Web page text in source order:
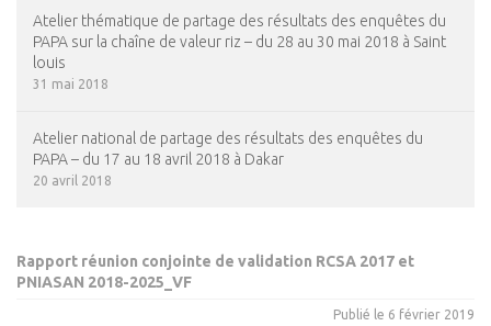
Atelier thématique de partage des résultats des enquêtes du
PAPA sur la chaîne de valeur riz – du 28 au 30 mai 2018 à Saint
louis
31 mai 2018
Atelier national de partage des résultats des enquêtes du
PAPA – du 17 au 18 avril 2018 à Dakar
20 avril 2018
PDF
Rapport réunion conjointe de validation RCSA 2017 et
PNIASAN 2018-2025_VF
Publié le 6 février 2019